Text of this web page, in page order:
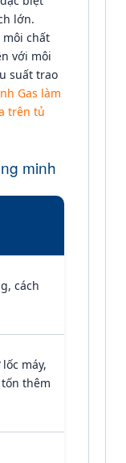
lớn.
chất
với môi
suất trao
Gas làm
trên tủ
minh
cách
máy,
thêm